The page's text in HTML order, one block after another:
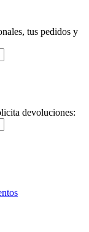
tus pedidos y
devoluciones: